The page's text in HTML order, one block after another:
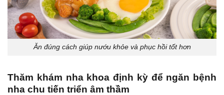
Ăn đúng cách giúp nướu khỏe và phục hồi tốt hơn
Thăm khám nha khoa định kỳ để ngăn bệnh
nha chu tiến triển âm thầm